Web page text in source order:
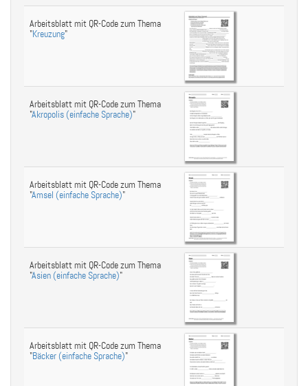
Arbeitsblatt mit QR-Code zum Thema
"Kreuzung"
Arbeitsblatt mit QR-Code zum Thema
"Akropolis (einfache Sprache)"
Arbeitsblatt mit QR-Code zum Thema
"Amsel (einfache Sprache)"
Arbeitsblatt mit QR-Code zum Thema
"Asien (einfache Sprache)"
Arbeitsblatt mit QR-Code zum Thema
"Bäcker (einfache Sprache)"